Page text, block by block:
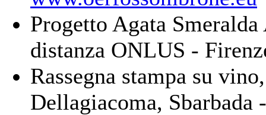
Progetto Agata
distanza ONLUS -
Rassegna stampa su
Dellagiacoma, Sbarbada